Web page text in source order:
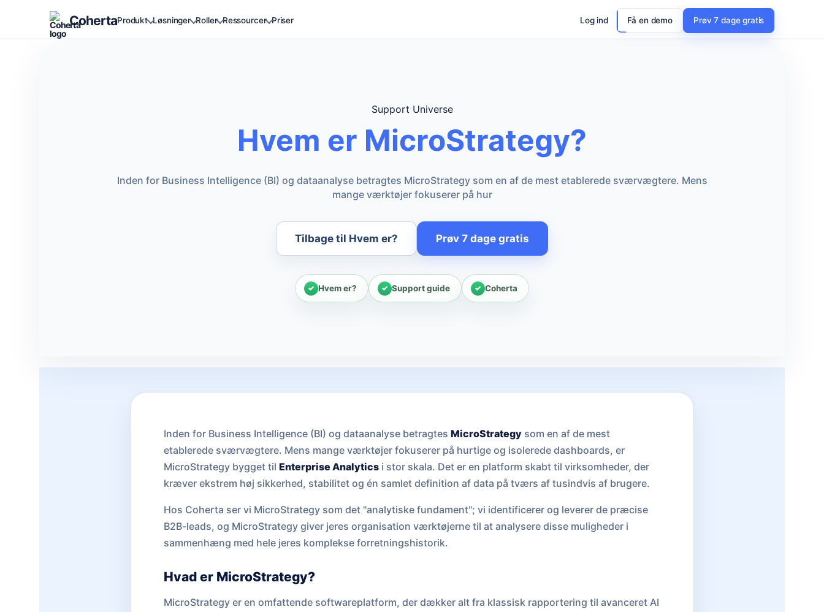
CohertaProdukt Løsninger Roller Ressourcer Priser Log ind Få en demo Prøv 7 dage gratis
Support Universe
Hvem er MicroStrategy?
Inden for Business Intelligence (BI) og dataanalyse betragtes MicroStrategy som en af de mest etablerede sværvægtere. Mens
mange værktøjer fokuserer på hur
Tilbage til Hvem er? Prøv 7 dage gratis
Hvem er? Support guide Coherta
Inden for Business Intelligence (BI) og dataanalyse betragtes MicroStrategysom en af de mest
etablerede sværvægtere. Mens mange værktøjer fokuserer på hurtige og isolerede dashboards, er
MicroStrategy bygget til Enterprise Analyticsi stor skala. Det er en platform skabt til virksomheder, der
kræver ekstrem høj sikkerhed, stabilitet og én samlet definition af data på tværs af tusindvis af brugere.
Hos Coherta ser vi MicroStrategy som det "analytiske fundament"; vi identificerer og leverer de præcise
B2B-leads, og MicroStrategy giver jeres organisation værktøjerne til at analysere disse muligheder i
sammenhæng med hele jeres komplekse forretningshistorik.
Hvad er MicroStrategy?
MicroStrategy er en omfattende softwareplatform, der dækker alt fra klassisk rapportering til avanceret AI